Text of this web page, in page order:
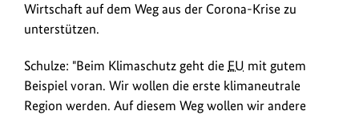
Wirtschaft auf dem Weg aus der Corona-Krise zu
unterstützen.
Schulze: "Beim Klimaschutz geht die EU mit gutem
Beispiel voran. Wir wollen die erste klimaneutrale
Region werden. Auf diesem Weg wollen wir andere